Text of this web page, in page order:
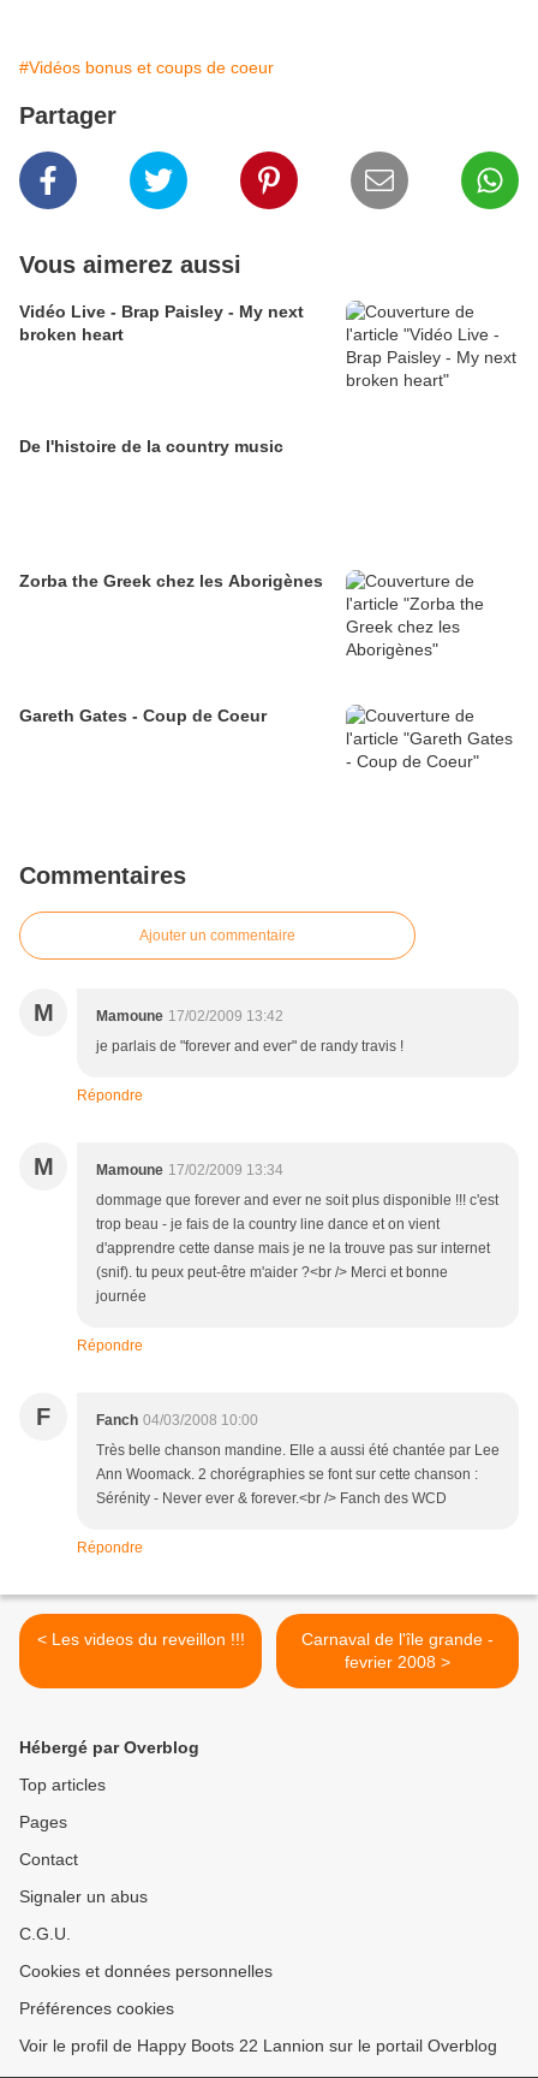
#Vidéos bonus et coups de coeur
Partager
Vous aimerez aussi
Vidéo Live - Brap Paisley - My next
broken heart
De l'histoire de la country music
Zorba the Greek chez les Aborigènes
Gareth Gates - Coup de Coeur
Commentaires
Ajouter un commentaire
M Mamoune 17/02/2009 13:42
je parlais de "forever and ever" de randy travis !
Répondre
M Mamoune 17/02/2009 13:34
dommage que forever and ever ne soit plus disponible !!! c'est
trop beau - je fais de la country line dance et on vient
d'apprendre cette danse mais je ne la trouve pas sur internet
(snif). tu peux peut-être m'aider ?<br /> Merci et bonne
journée
Répondre
F Fanch 04/03/2008 10:00
Très belle chanson mandine. Elle a aussi été chantée par Lee
Ann Woomack. 2 chorégraphies se font sur cette chanson :
Sérénity - Never ever & forever.<br /> Fanch des WCD
Répondre
< Les videos du reveillon !!!
Carnaval de l'île grande -
fevrier 2008 >
Hébergé par Overblog
Top articles
Pages
Contact
Signaler un abus
C.G.U.
Cookies et données personnelles
Préférences cookies
Voir le profil de Happy Boots 22 Lannion sur le portail Overblog